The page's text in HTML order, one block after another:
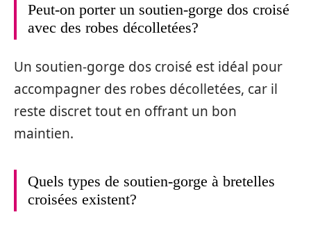
Peut-on porter un soutien-gorge dos croisé
avec des robes décolletées?
Un soutien-gorge dos croisé est idéal pour
accompagner des robes décolletées, car il
reste discret tout en offrant un bon
maintien.
Quels types de soutien-gorge à bretelles
croisées existent?